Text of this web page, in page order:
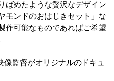
ばめたような贅沢なデザイン
モンドのおはじきセット」な
作可能なものであればご希望
監督がオリジナルのドキュ